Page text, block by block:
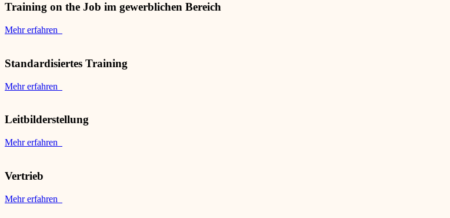
Training on the Job im gewerblichen Bereich
Mehr erfahren
Standardisiertes Training
Mehr erfahren
Leitbilderstellung
Mehr erfahren
Vertrieb
Mehr erfahren